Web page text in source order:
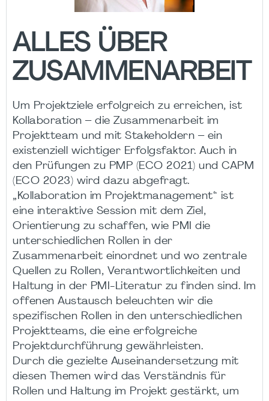
ALLES ÜBER
ZUSAMMENARBEIT
Um Projektziele erfolgreich zu erreichen, ist
Kollaboration – die Zusammenarbeit im
Projektteam und mit Stakeholdern – ein
existenziell wichtiger Erfolgsfaktor. Auch in
den Prüfungen zu PMP (ECO 2021) und CAPM
(ECO 2023) wird dazu abgefragt.
„Kollaboration im Projektmanagement“ ist
eine interaktive Session mit dem Ziel,
Orientierung zu schaffen, wie PMI die
unterschiedlichen Rollen in der
Zusammenarbeit einordnet und wo zentrale
Quellen zu Rollen, Verantwortlichkeiten und
Haltung in der PMI-Literatur zu finden sind. Im
offenen Austausch beleuchten wir die
spezifischen Rollen in den unterschiedlichen
Projektteams, die eine erfolgreiche
Projektdurchführung gewährleisten​.
Durch die gezielte Auseinandersetzung mit
diesen Themen wird das Verständnis für
Rollen und Haltung im Projekt gestärkt, um